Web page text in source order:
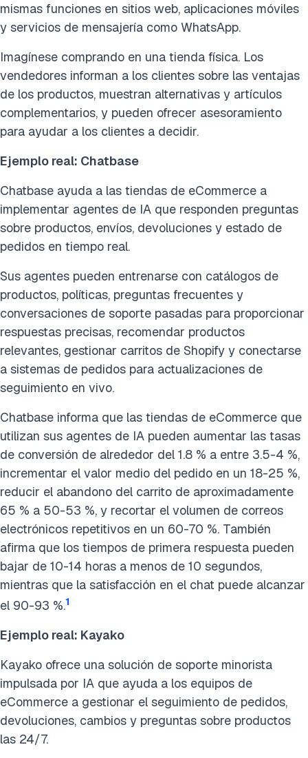
mismas funciones en sitios web, aplicaciones móviles
y servicios de mensajería como WhatsApp.
Imagínese comprando en una tienda física. Los
vendedores informan a los clientes sobre las ventajas
de los productos, muestran alternativas y artículos
complementarios, y pueden ofrecer asesoramiento
para ayudar a los clientes a decidir.
Ejemplo real: Chatbase
Chatbase ayuda a las tiendas de eCommerce a
implementar agentes de IA que responden preguntas
sobre productos, envíos, devoluciones y estado de
pedidos en tiempo real.
Sus agentes pueden entrenarse con catálogos de
productos, políticas, preguntas frecuentes y
conversaciones de soporte pasadas para proporcionar
respuestas precisas, recomendar productos
relevantes, gestionar carritos de Shopify y conectarse
a sistemas de pedidos para actualizaciones de
seguimiento en vivo.
Chatbase informa que las tiendas de eCommerce que
utilizan sus agentes de IA pueden aumentar las tasas
de conversión de alrededor del 1.8 % a entre 3.5-4 %,
incrementar el valor medio del pedido en un 18-25 %,
reducir el abandono del carrito de aproximadamente
65 % a 50-53 %, y recortar el volumen de correos
electrónicos repetitivos en un 60-70 %. También
afirma que los tiempos de primera respuesta pueden
bajar de 10-14 horas a menos de 10 segundos,
mientras que la satisfacción en el chat puede alcanzar
el 90-93 %.1
Ejemplo real: Kayako
Kayako ofrece una solución de soporte minorista
impulsada por IA que ayuda a los equipos de
eCommerce a gestionar el seguimiento de pedidos,
devoluciones, cambios y preguntas sobre productos
las 24/7.